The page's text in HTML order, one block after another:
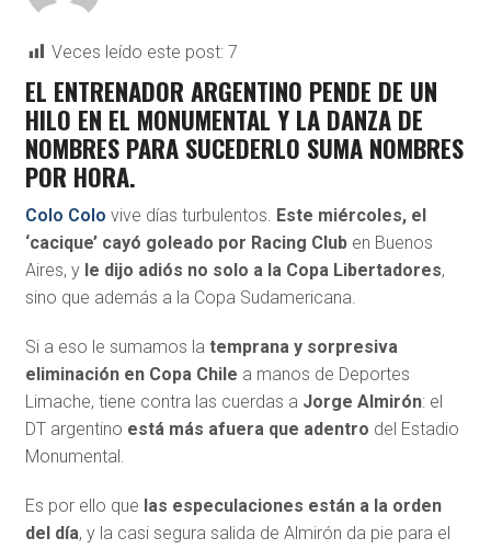
Veces leído este post: 7
EL ENTRENADOR ARGENTINO PENDE DE UN
HILO EN EL MONUMENTAL Y LA DANZA DE
NOMBRES PARA SUCEDERLO SUMA NOMBRES
POR HORA.
Colo Colo vive días turbulentos. Este miércoles, el
‘cacique’ cayó goleado por Racing Cluben Buenos
Aires, y le dijo adiós no solo a la Copa Libertadores,
sino que además a la Copa Sudamericana.
Si a eso le sumamos la temprana y sorpresiva
eliminación en Copa Chile a manos de Deportes
Limache, tiene contra las cuerdas a Jorge Almirón: el
DT argentino está más afuera que adentro del Estadio
Monumental.
Es por ello que las especulaciones están a la orden
del día, y la casi segura salida de Almirón da pie para el